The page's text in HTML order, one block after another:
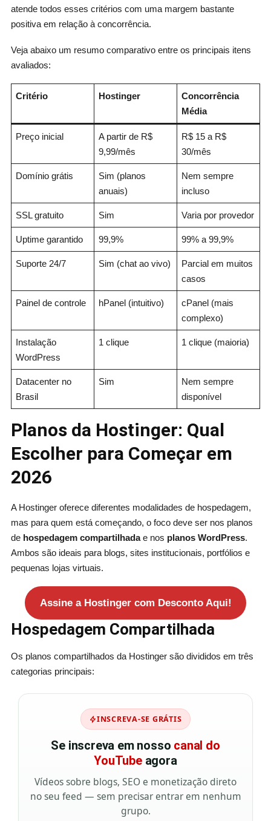
atende todos esses critérios com uma margem bastante
positiva em relação à concorrência.
Veja abaixo um resumo comparativo entre os principais itens
avaliados:
Critério Hostinger
Concorrência
Média
Preço inicial
A partir de R$
9,99/mês
R$ 15 a R$
30/mês
Domínio grátis
Sim (planos
anuais)
Nem sempre
incluso
SSL gratuito Sim Varia por provedor
Uptime garantido 99,9% 99% a 99,9%
Suporte 24/7 Sim (chat ao vivo)
Parcial em muitos
casos
Painel de controle hPanel (intuitivo)
cPanel (mais
complexo)
Instalação
WordPress
1 clique 1 clique (maioria)
Datacenter no
Brasil
Sim
Nem sempre
disponível
Planos da Hostinger: Qual
Escolher para Começar em
2026
A Hostinger oferece diferentes modalidades de hospedagem,
mas para quem está começando, o foco deve ser nos planos
de hospedagem compartilhadae nos planos WordPress.
Ambos são ideais para blogs, sites institucionais, portfólios e
pequenas lojas virtuais.
Assine a Hostinger com Desconto Aqui!
Hospedagem Compartilhada
Os planos compartilhados da Hostinger são divididos em três
categorias principais:
INSCREVA-SE GRÁTIS
Se inscreva em nosso canal do
YouTubeagora
Vídeos sobre blogs, SEO e monetização direto
no seu feed — sem precisar entrar em nenhum
grupo.